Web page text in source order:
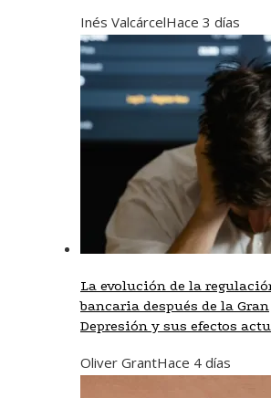
Inés ValcárcelHace 3 días
La evolución de la
bancaria después de la Gran
Depresión y sus efectos
Oliver GrantHace 4 días